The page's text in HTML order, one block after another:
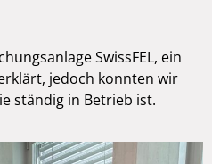
SwissFEL, ein
jedoch konnten wir
ständig in Betrieb ist.